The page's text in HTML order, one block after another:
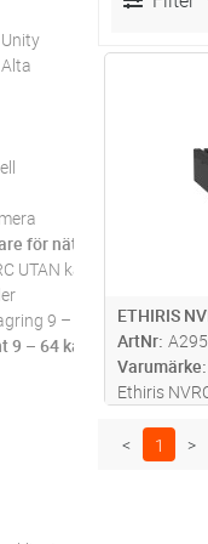
för nätverk, 9 till 200ch
UTAN kameralicens
9 – 48 kanal
9 – 64 kanaler
ETHIRIS
ArtNr
Varumärke
Ethiris
enheten
< 1 >